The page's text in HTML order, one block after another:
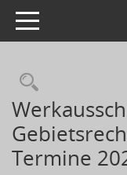
Toggle navigation
Termine